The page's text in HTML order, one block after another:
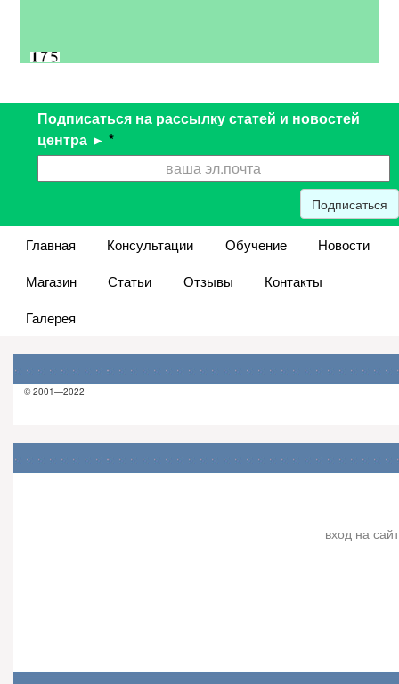
Подписаться на рассылку статей и новостей
центра ► *
Подписаться
Главная Консультации Обучение
Новости
Магазин
Статьи Отзывы
Контакты
Галерея
© 2001—2022
вход на сайт